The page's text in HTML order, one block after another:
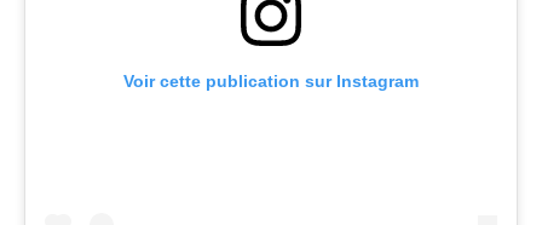
Voir cette publication sur Instagram